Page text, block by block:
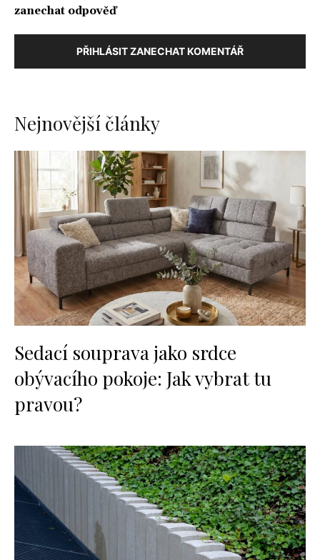
zanechat odpověď
PŘIHLÁSIT ZANECHAT KOMENTÁŘ
Nejnovější články
Sedací souprava jako srdce
obývacího pokoje: Jak vybrat tu
pravou?